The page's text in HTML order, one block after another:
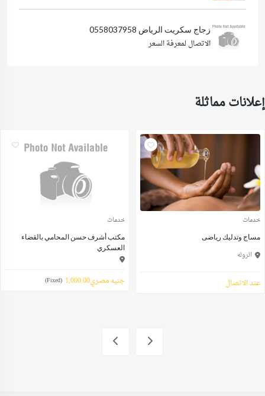
زجاج سكريت الرياض 0558037958
الاتصال لمعرفة السعر
إعلانات مماثلة
خدمات
مساج وتدليك رياضى
الروله
عند الاتصال
خدمات
مكتب أشرف حسن المحامي بالقضاء
العسكري
جنيه مصري1,000.00 (Fixed)